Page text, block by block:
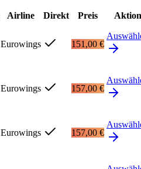
Airline Direkt Preis Aktion
Eurowings 151,00 €
Eurowings 157,00 €
Eurowings 157,00 €